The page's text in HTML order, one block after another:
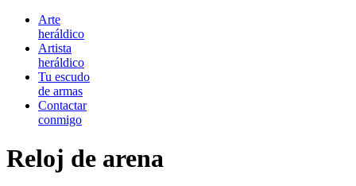
Arte
heráldico
Artista
heráldico
Tu escudo
de armas
Contactar
conmigo
Reloj de arena